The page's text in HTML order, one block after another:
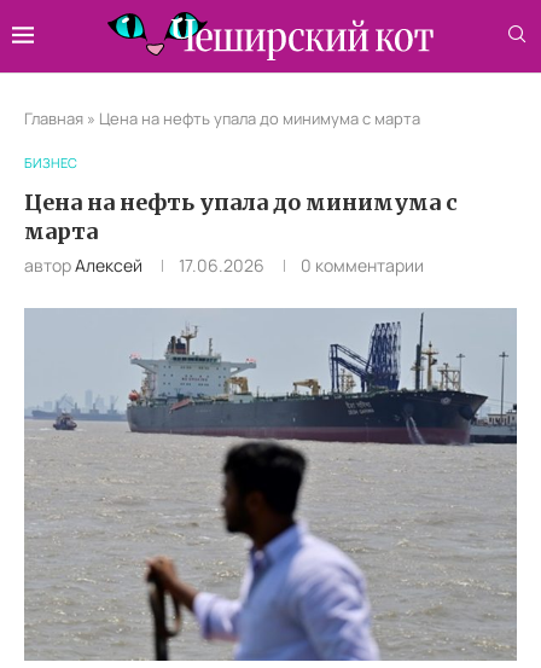
Главная » Цена на нефть упала до минимума с марта
БИЗНЕС
Цена на нефть упала до минимума с
марта
авторАлексей 17.06.2026 0 комментарии